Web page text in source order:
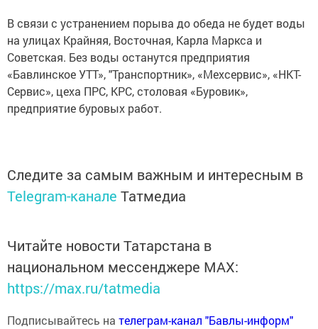
В связи с устранением порыва до обеда не будет воды
на улицах Крайняя, Восточная, Карла Маркса и
Советская. Без воды останутся предприятия
«Бавлинское УТТ», "Транспортник», «Мехсервис», «НКТ-
Сервис», цеха ПРС, КРС, столовая «Буровик»,
предприятие буровых работ.
Следите за самым важным и интересным в
Telegram-канале Татмедиа
Читайте новости Татарстана в
национальном мессенджере MАХ:
https://max.ru/tatmedia
Подписывайтесь на телеграм-канал "Бавлы-информ"